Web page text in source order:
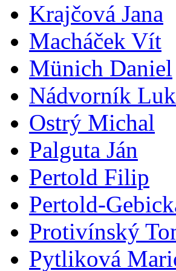
Krajčová Jana
Macháček Vít
Münich Daniel
Nádvorník
Ostrý Michal
Palguta Ján
Pertold Filip
Pertold-
Protivínský
Pytliková